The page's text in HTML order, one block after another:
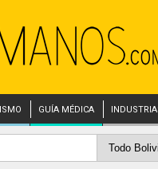
GUÍA MÉDICA